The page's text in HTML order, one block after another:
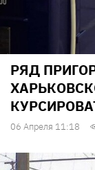
РЯД
06 Апреля 11:18